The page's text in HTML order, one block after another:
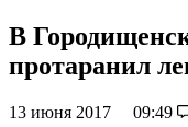
В
протаранил
13 июня 2017 09:49